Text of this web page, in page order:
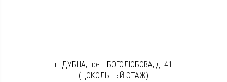
г. ДУБНА, пр-т. БОГОЛЮБОВА, д. 41
(ЦОКОЛЬНЫЙ ЭТАЖ)